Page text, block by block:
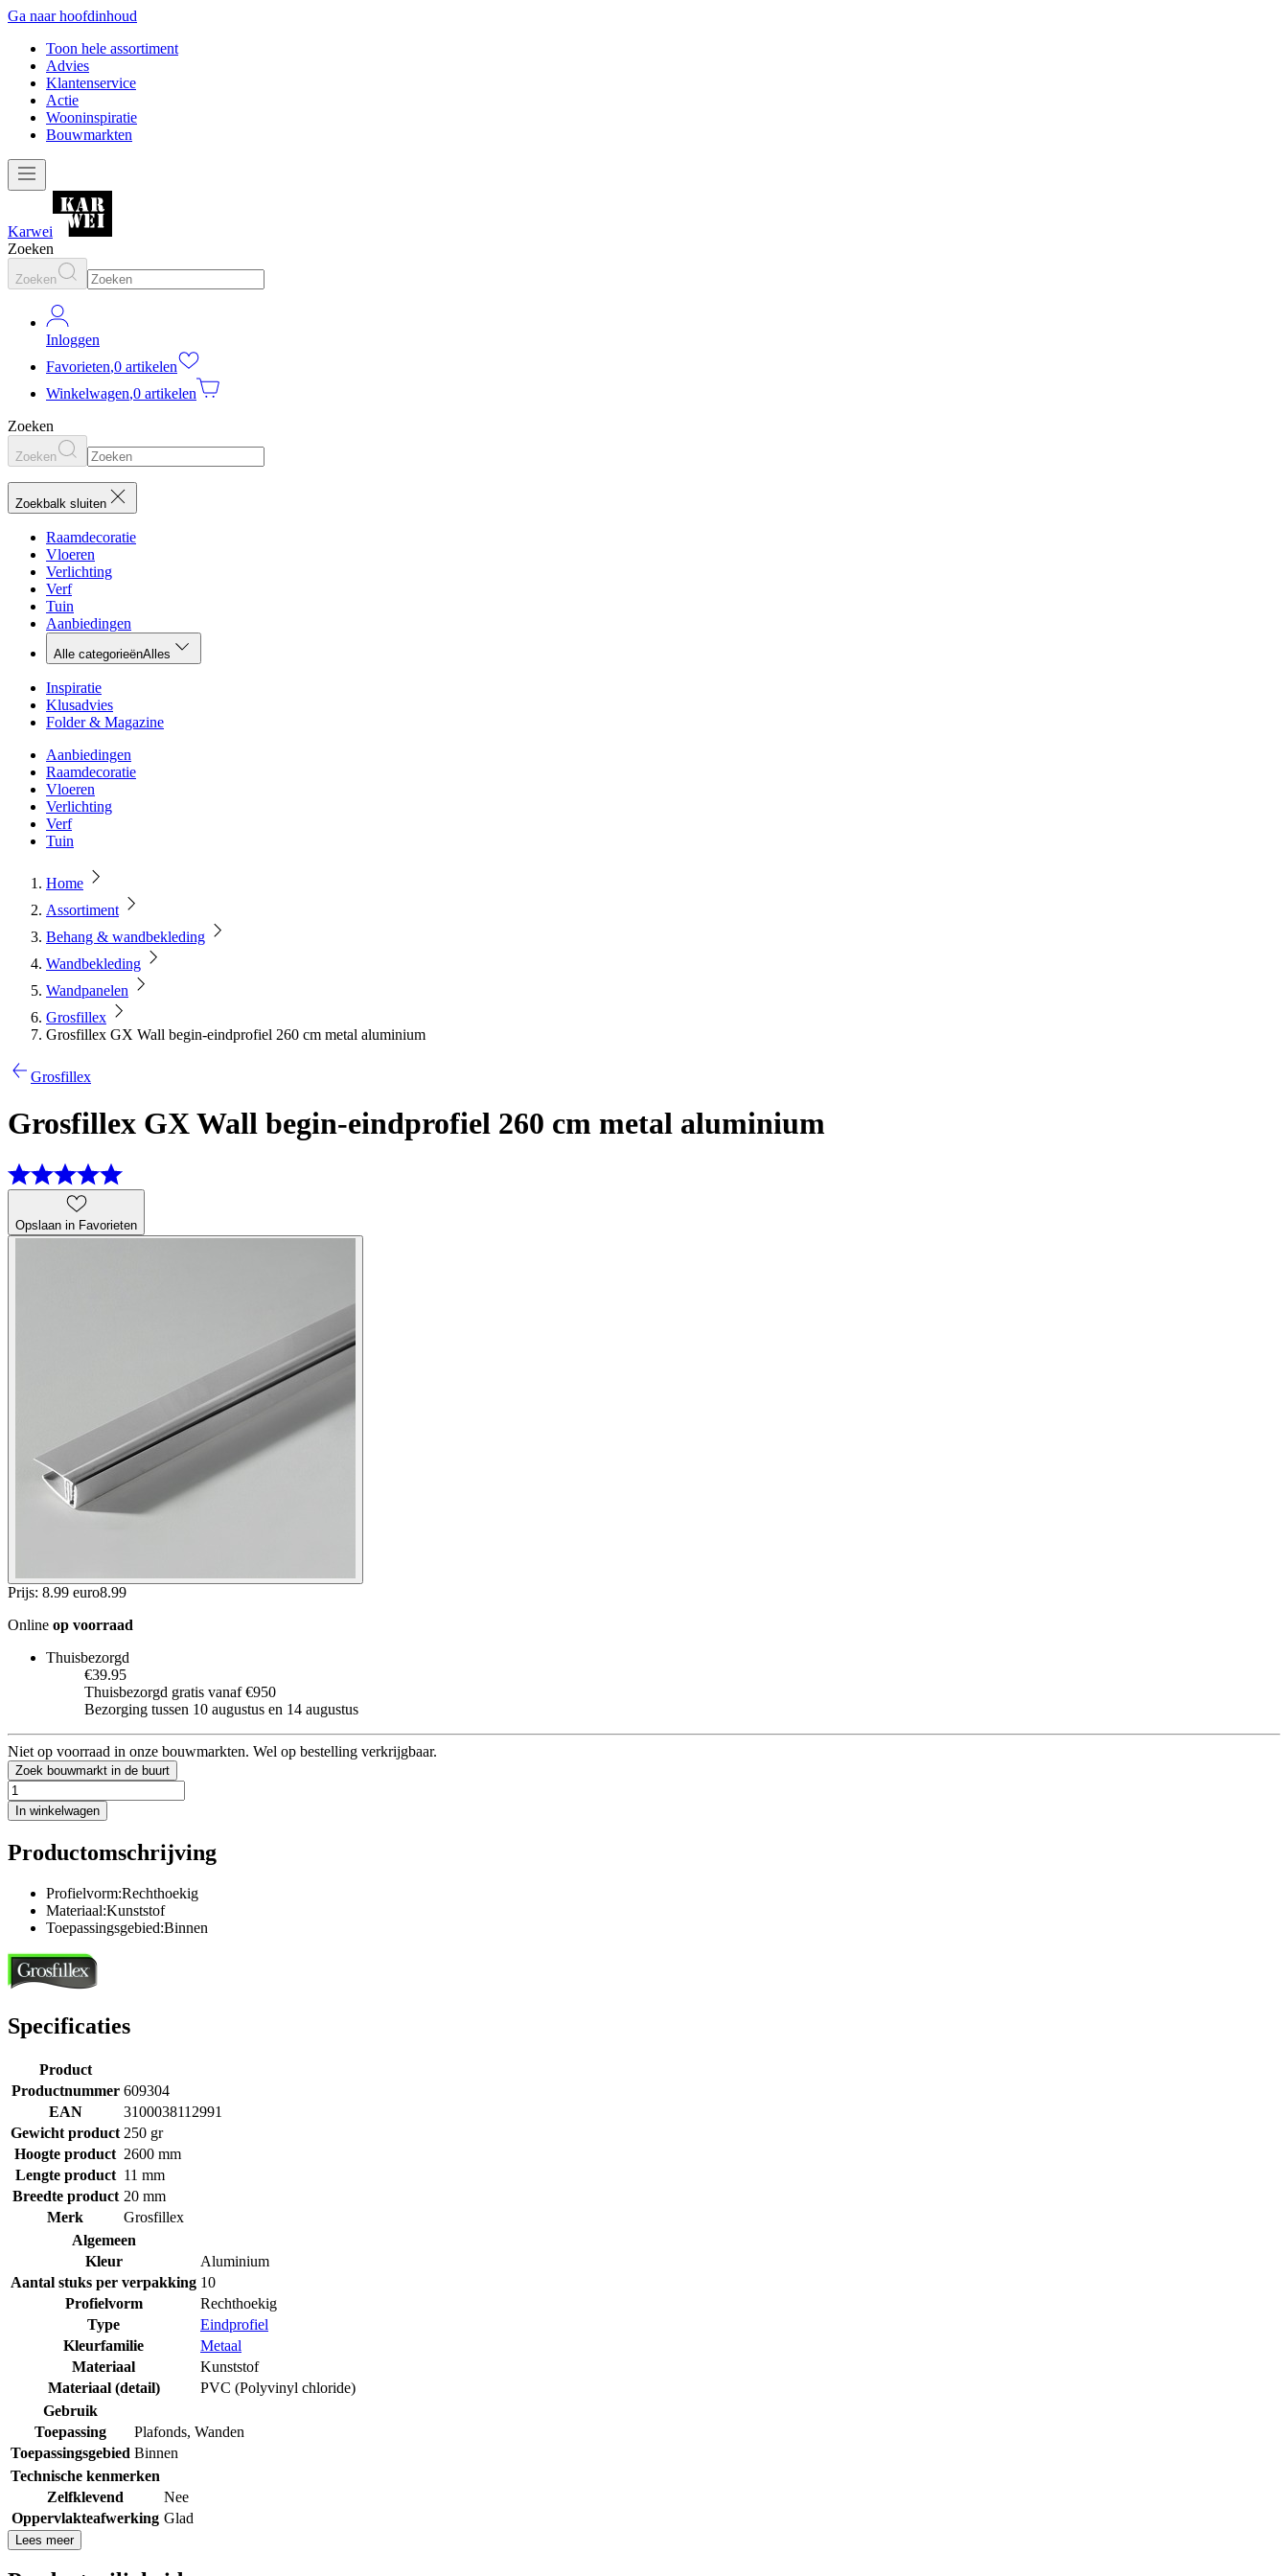
Ga naar hoofdinhoud
Toon hele assortiment
Advies
Klantenservice
Actie
Wooninspiratie
Bouwmarkten
Karwei
Zoeken
Zoeken
Inloggen
Favorieten,0 artikelen
Winkelwagen,0 artikelen
Zoeken
Zoeken
Zoekbalk sluiten
Raamdecoratie
Vloeren
Verlichting
Verf
Tuin
Aanbiedingen
Alle categorieënAlles
Inspiratie
Klusadvies
Folder & Magazine
Aanbiedingen
Raamdecoratie
Vloeren
Verlichting
Verf
Tuin
Home
Assortiment
Behang & wandbekleding
Wandbekleding
Wandpanelen
Grosfillex
Grosfillex GX Wall begin-eindprofiel 260 cm metal aluminium
Grosfillex
Grosfillex GX Wall begin-eindprofiel 260 cm metal aluminium
Opslaan in Favorieten
Prijs: 8.99 euro8.99
Online op voorraad
Thuisbezorgd
€39.95
Thuisbezorgd gratis vanaf €950
Bezorging tussen 10 augustus en 14 augustus
Niet op voorraad in onze bouwmarkten. Wel op bestelling verkrijgbaar.
Zoek bouwmarkt in de buurt
In winkelwagen
Productomschrijving
Profielvorm:Rechthoekig
Materiaal:Kunststof
Toepassingsgebied:Binnen
Specificaties
Product
Productnummer 609304
EAN
3100038112991
Gewicht product 250 gr
Hoogte product 2600 mm
Lengte product 11 mm
Breedte product 20 mm
Merk
Grosfillex
Algemeen
Kleur
Aluminium
Aantal stuks per verpakking 10
Profielvorm
Rechthoekig
Type
Eindprofiel
Kleurfamilie
Metaal
Materiaal
Kunststof
Materiaal (detail)
PVC (Polyvinyl chloride)
Gebruik
Toepassing
Plafonds, Wanden
Toepassingsgebied Binnen
Technische kenmerken
Zelfklevend
Nee
Oppervlakteafwerking Glad
Lees meer